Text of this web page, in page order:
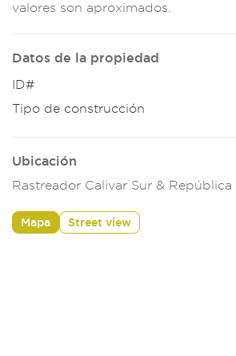
valores son aproximados.
Datos de la propiedad
ID#
Tipo de construcción
Ubicación
Rastreador Calivar Sur &
Mapa Street view